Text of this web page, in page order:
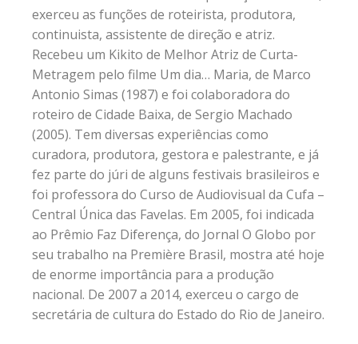
exerceu as funções de roteirista, produtora,
continuista, assistente de direção e atriz.
Recebeu um Kikito de Melhor Atriz de Curta-
Metragem pelo filme Um dia… Maria, de Marco
Antonio Simas (1987) e foi colaboradora do
roteiro de Cidade Baixa, de Sergio Machado
(2005). Tem diversas experiências como
curadora, produtora, gestora e palestrante, e já
fez parte do júri de alguns festivais brasileiros e
foi professora do Curso de Audiovisual da Cufa –
Central Única das Favelas. Em 2005, foi indicada
ao Prêmio Faz Diferença, do Jornal O Globo por
seu trabalho na Première Brasil, mostra até hoje
de enorme importância para a produção
nacional. De 2007 a 2014, exerceu o cargo de
secretária de cultura do Estado do Rio de Janeiro.